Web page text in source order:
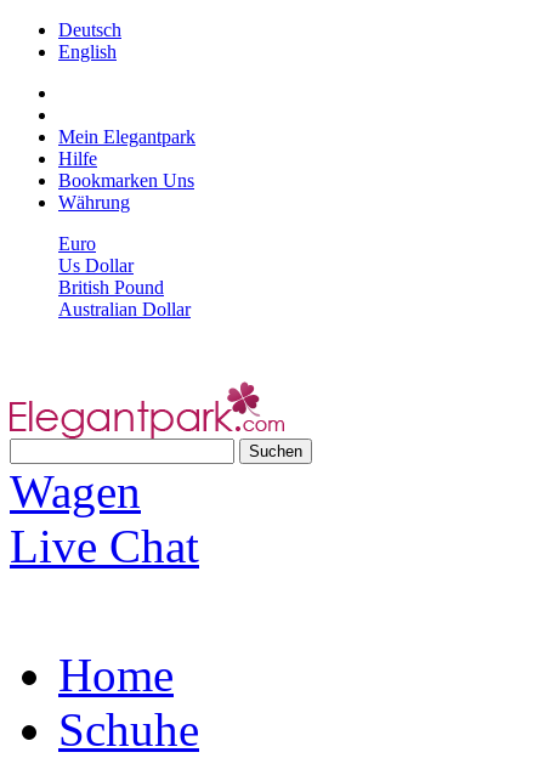
Deutsch
English
Mein Elegantpark
Hilfe
Bookmarken Uns
Währung
Euro
Us Dollar
British Pound
Australian Dollar
Wagen
Live Chat
Home
Schuhe